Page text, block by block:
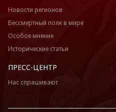
Новости регионов
Бессмертный полк в мире
Особое мнение
Исторические статьи
ПРЕСС-ЦЕНТР
Нас спрашивают